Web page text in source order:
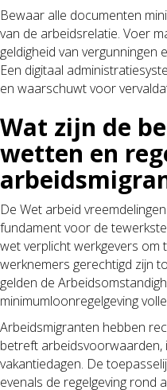
Bewaar alle documenten
van de arbeidsrelatie. Voer
geldigheid van vergunningen
Een digitaal
en waarschuwt voor
Wat zijn de
wetten en
De Wet arbeid
fundament voor de
wet verplicht werkgevers
werknemers gerechtigd zijn
gelden de
minimumloonregelgeving
Arbeidsmigranten hebben
betreft arbeidsvoorwaarden,
vakantiedagen. De
evenals de regelgeving rond